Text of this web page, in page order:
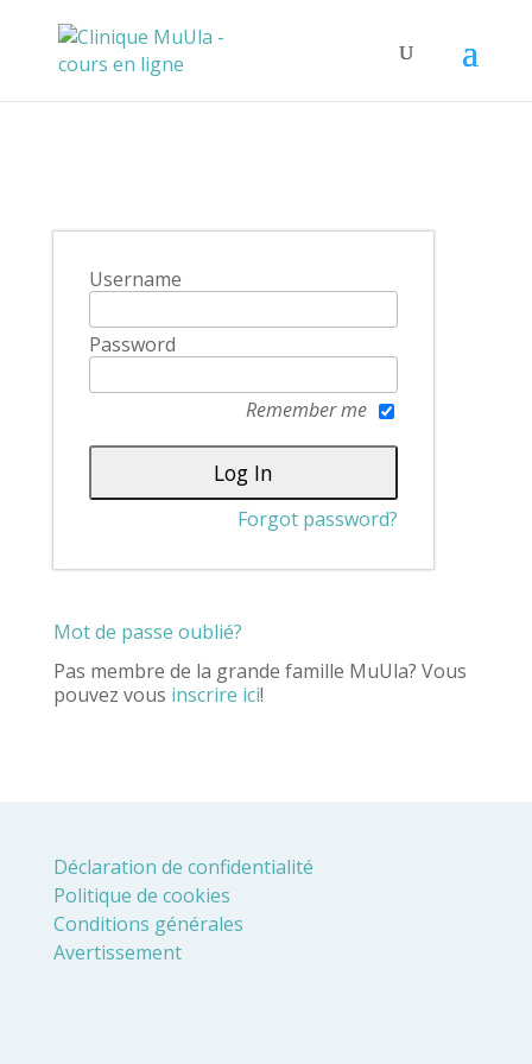
Username
Password
Remember me
Forgot password?
Mot de passe oublié?
Pas membre de la grande famille MuUla? Vous
pouvez vous inscrire ici!
Déclaration de confidentialité
Politique de cookies
Conditions générales
Avertissement